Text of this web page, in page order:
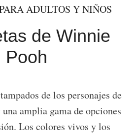
ADULTOS Y NIÑOS
de Winnie
Pooh
de los personajes de
amplia gama de opciones
Los colores vivos y los